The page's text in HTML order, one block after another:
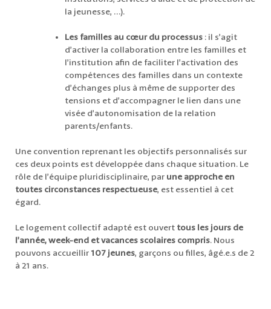
la jeunesse, …).
Les familles au cœur du processus : il s’agit
d’activer la collaboration entre les familles et
l’institution afin de faciliter l’activation des
compétences des familles dans un contexte
d’échanges plus à même de supporter des
tensions et d’accompagner le lien dans une
visée d’autonomisation de la relation
parents/enfants.
Une convention reprenant les objectifs personnalisés sur
ces deux points est développée dans chaque situation. Le
rôle de l’équipe pluridisciplinaire, par une approche en
toutes circonstances respectueuse, est essentiel à cet
égard.
Le logement collectif adapté est ouvert tous les jours de
l’année, week-end et vacances scolaires compris. Nous
pouvons accueillir 107 jeunes, garçons ou filles, âgé.e.s de 2
à 21 ans.